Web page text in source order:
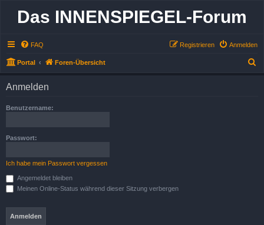
Das INNENSPIEGEL-Forum
FAQ Anmelden
Registrieren
Portal Foren-Übersicht
Anmelden
Benutzername:
Passwort:
Ich habe mein Passwort vergessen
Angemeldet bleiben
Meinen Online-Status während dieser Sitzung verbergen